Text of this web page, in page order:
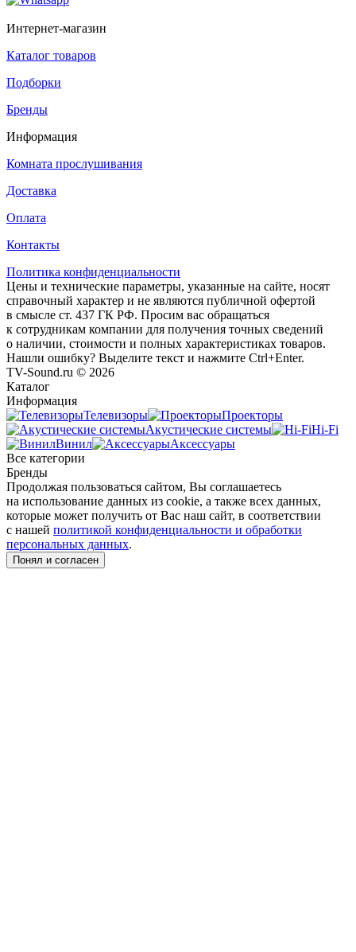
Интернет-магазин
Каталог товаров
Подборки
Бренды
Информация
Комната прослушивания
Доставка
Оплата
Контакты
Политика конфиденциальности
Цены и технические параметры, указанные на сайте, носят
справочный характер и не являются публичной офертой
в смысле ст. 437 ГК РФ. Просим вас обращаться
к сотрудникам компании для получения точных сведений
о наличии, стоимости и полных характеристиках товаров.
Нашли ошибку? Выделите текст и нажмите Ctrl+Enter.
TV-Sound.ru © 2026
Каталог
Информация
Телевизоры
Проекторы
Акустические системы
Hi-Fi
Винил
Аксессуары
Все категории
Бренды
Продолжая пользоваться сайтом, Вы соглашаетесь
на использование данных из cookie, а также всех данных,
которые может получить от Вас наш сайт, в соответствии
с нашей политикой конфиденциальности и обработки
персональных данных.
Понял и согласен